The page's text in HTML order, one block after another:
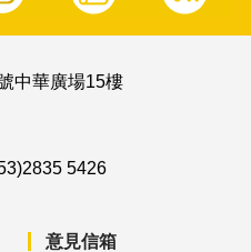
中華廣場15樓
5426
意見信箱